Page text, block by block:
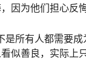
因为他们担心反
所有人都需要
似善良，实际上